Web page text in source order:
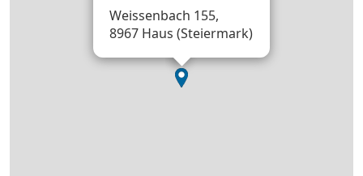
Weissenbach 155,
8967 Haus (Steiermark)